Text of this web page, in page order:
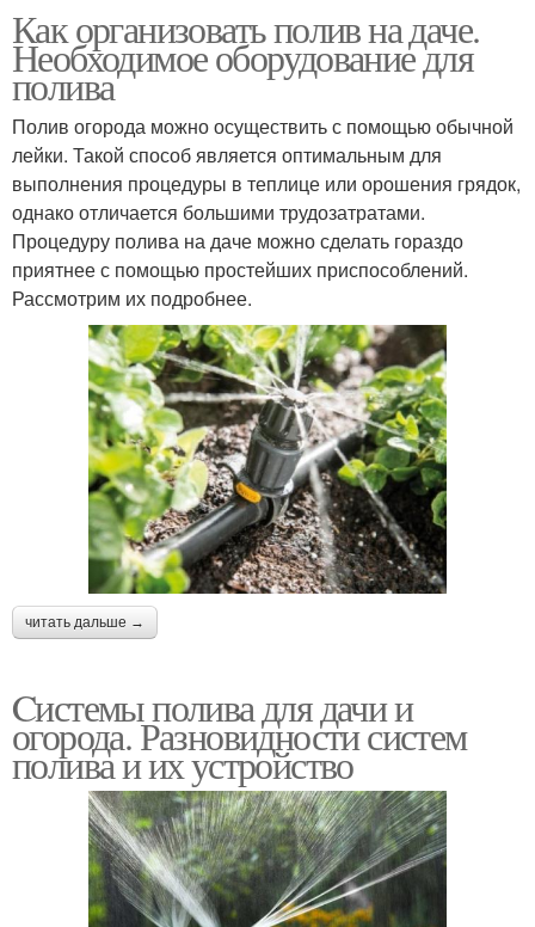
Как организовать полив на даче.
Необходимое оборудование для
полива
Полив огорода можно осуществить с помощью обычной
лейки. Такой способ является оптимальным для
выполнения процедуры в теплице или орошения грядок,
однако отличается большими трудозатратами.
Процедуру полива на даче можно сделать гораздо
приятнее с помощью простейших приспособлений.
Рассмотрим их подробнее.
читать дальше →
Cистемы полива для дачи и
огорода. Разновидности систем
полива и их устройство